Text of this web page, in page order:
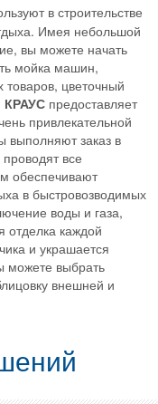
в строительстве
Имея небольшой
вы можете начать
мойка машин,
товаров, цветочный
КРАУС предоставляет
привлекательной
выполняют заказ в
все
обеспечивают
в быстровозводимых
воды и газа,
отделка каждой
и украшается
можете выбрать
внешней и